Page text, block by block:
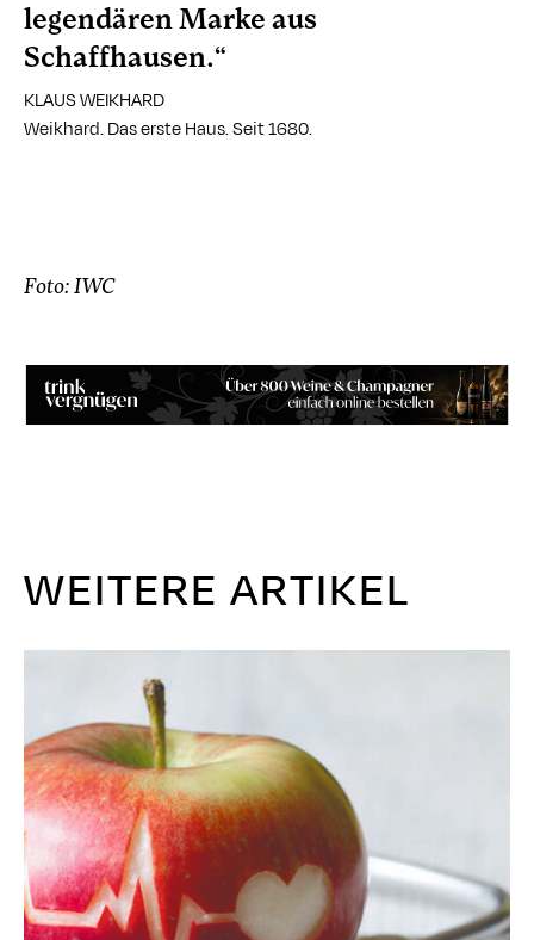
legendären Marke aus
Schaffhausen.“
KLAUS WEIKHARD
Weikhard. Das erste Haus. Seit 1680.
Foto: IWC
WEITERE ARTIKEL